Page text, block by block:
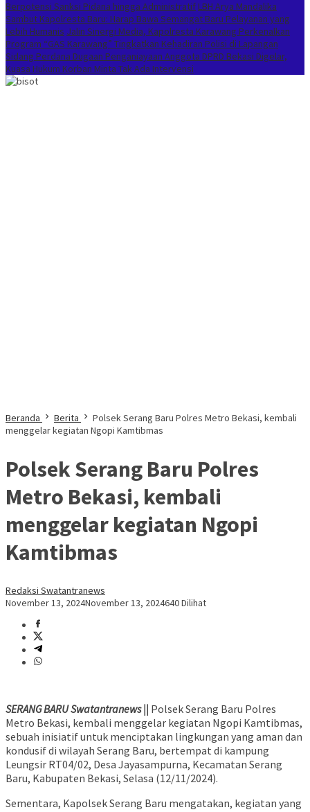
Berpotensi Sanksi Pidana hingga Administratif LBH Arya Mandalika
Sambut Kapolresta Baru: Harap Bawa Semangat Baru Pelayanan yang
Lebih Humanis Jalin Sinergi Media, Kapolresta Karawang Perkenalkan
Program “GAS Karawang” Tingkatkan Kehadiran Polisi di Lapangan
Sidang Perdana Dugaan Penganiayaan Anggota DPRD Bekasi Digelar,
Kuasa Hukum Korban Minta Tak Ada Intervensi
Beranda Berita
Polsek Serang Baru Polres Metro Bekasi, kembali
menggelar kegiatan Ngopi Kamtibmas
Polsek Serang Baru Polres
Metro Bekasi, kembali
menggelar kegiatan Ngopi
Kamtibmas
Redaksi Swatantranews
November 13, 2024November 13, 2024640 Dilihat
SERANG BARU Swatantranews || Polsek Serang Baru Polres
Metro Bekasi, kembali menggelar kegiatan Ngopi Kamtibmas,
sebuah inisiatif untuk menciptakan lingkungan yang aman dan
kondusif di wilayah Serang Baru, bertempat di kampung
Leungsir RT04/02, Desa Jayasampurna, Kecamatan Serang
Baru, Kabupaten Bekasi, Selasa (12/11/2024).
Sementara, Kapolsek Serang Baru mengatakan, kegiatan yang